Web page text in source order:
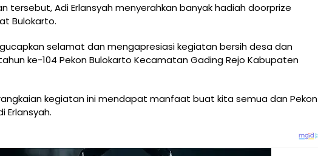
tersebut, Adi Erlansyah menyerahkan banyak hadiah doorprize
Bulokarto.
selamat dan mengapresiasi kegiatan bersih desa dan
ke-104 Pekon Bulokarto Kecamatan Gading Rejo Kabupaten
kegiatan ini mendapat manfaat buat kita semua dan Pekon
Erlansyah.